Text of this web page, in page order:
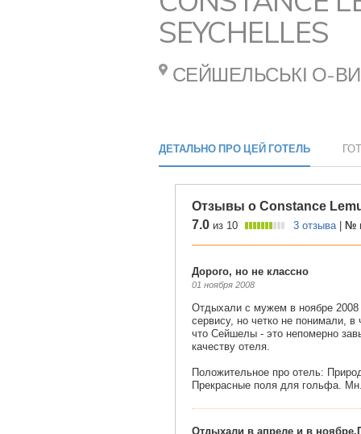
SEYCHELLES
СЕЙШЕЛЬСЬКІ О-
ДЕТАЛЬНО ПРО ЦЕЙ ГОТЕЛЬ